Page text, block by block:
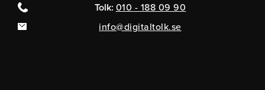
Tolk: 010 - 188 09 90
info@digitaltolk.se